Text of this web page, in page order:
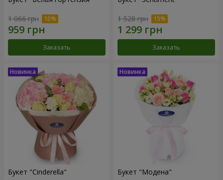
1 066 грн
Заказать
1 528 грн
Заказать
Букет "Cinderella" Букет "Модена"